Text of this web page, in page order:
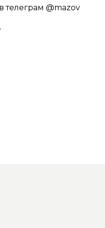
телеграм @mazov